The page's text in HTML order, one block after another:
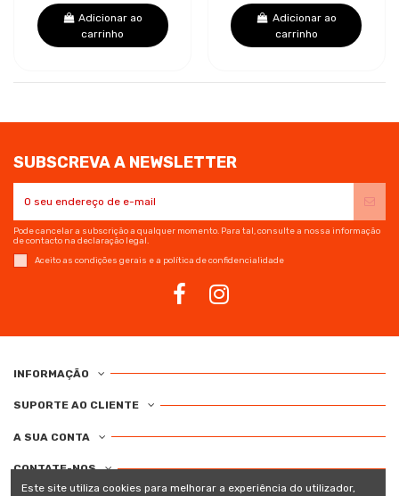
Adicionar ao
carrinho
Adicionar ao
carrinho
SUBSCREVA A NEWSLETTER
Pode cancelar a subscrição a qualquer momento. Para tal, consulte a nossa informação
de contacto na declaração legal.
Aceito as condições gerais e a política de confidencialidade
INFORMAÇÃO
SUPORTE AO CLIENTE
A SUA CONTA
CONTATE-NOS
Este site utiliza cookies para melhorar a experiência do utilizador,